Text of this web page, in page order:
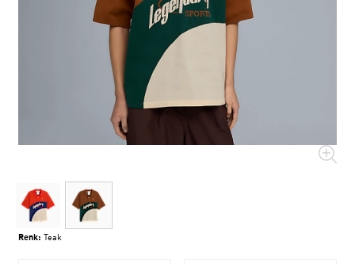
Renk: Teak